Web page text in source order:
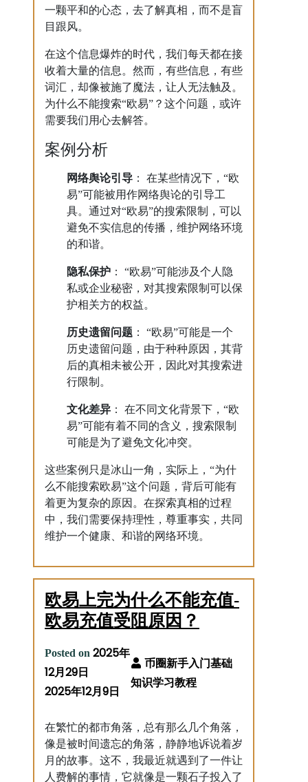
一颗平和的心态，去了解真相，而不是盲
目跟风。
在这个信息爆炸的时代，我们每天都在接
收着大量的信息。然而，有些信息，有些
词汇，却像被施了魔法，让人无法触及。
为什么不能搜索“欧易”？这个问题，或许
需要我们用心去解答。
案例分析
网络舆论引导 ： 在某些情况下，“欧
易”可能被用作网络舆论的引导工
具。通过对“欧易”的搜索限制，可以
避免不实信息的传播，维护网络环境
的和谐。
隐私保护 ： “欧易”可能涉及个人隐
私或企业秘密，对其搜索限制可以保
护相关方的权益。
历史遗留问题 ： “欧易”可能是一个
历史遗留问题，由于种种原因，其背
后的真相未被公开，因此对其搜索进
行限制。
文化差异 ： 在不同文化背景下，“欧
易”可能有着不同的含义，搜索限制
可能是为了避免文化冲突。
这些案例只是冰山一角，实际上，“为什
么不能搜索欧易”这个问题，背后可能有
着更为复杂的原因。在探索真相的过程
中，我们需要保持理性，尊重事实，共同
维护一个健康、和谐的网络环境。
欧易上完为什么不能充值-
欧易充值受阻原因？
Posted on 2025年
12月29日
2025年12月9日
在繁忙的都市角落，总有那么几个角落，
像是被时间遗忘的角落，静静地诉说着岁
月的故事。这不，我最近就遇到了一件让
人费解的事情，它就像是一颗石子投入了